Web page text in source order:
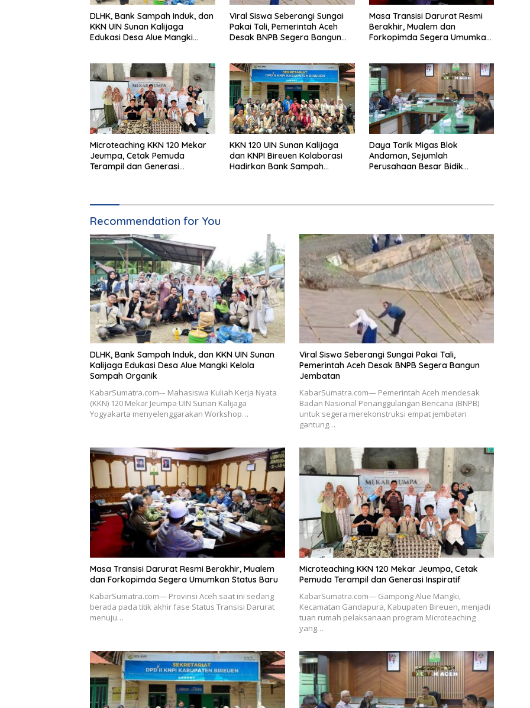
DLHK, Bank Sampah Induk, dan
KKN UIN Sunan Kalijaga
Edukasi Desa Alue Mangki
Viral Siswa Seberangi Sungai
Pakai Tali, Pemerintah Aceh
Desak BNPB Segera Bangun
Masa Transisi Darurat Resmi
Berakhir, Mualem dan
Forkopimda Segera Umumkan
Microteaching KKN 120 Mekar
Jeumpa, Cetak Pemuda
Terampil dan Generasi
KKN 120 UIN Sunan Kalijaga
dan KNPI Bireuen Kolaborasi
Hadirkan Bank Sampah
Daya Tarik Migas Blok
Andaman, Sejumlah
Perusahaan Besar Bidik
Recommendation for You
DLHK, Bank Sampah Induk, dan KKN UIN Sunan
Kalijaga Edukasi Desa Alue Mangki Kelola
Sampah Organik
KabarSumatra.com-– Mahasiswa Kuliah Kerja Nyata
(KKN) 120 Mekar Jeumpa UIN Sunan Kalijaga
Yogyakarta menyelenggarakan Workshop…
Viral Siswa Seberangi Sungai Pakai Tali,
Pemerintah Aceh Desak BNPB Segera Bangun
Jembatan
KabarSumatra.com— Pemerintah Aceh mendesak
Badan Nasional Penanggulangan Bencana (BNPB)
untuk segera merekonstruksi empat jembatan
gantung…
Masa Transisi Darurat Resmi Berakhir, Mualem
dan Forkopimda Segera Umumkan Status Baru
KabarSumatra.com— Provinsi Aceh saat ini sedang
berada pada titik akhir fase Status Transisi Darurat
menuju…
Microteaching KKN 120 Mekar Jeumpa, Cetak
Pemuda Terampil dan Generasi Inspiratif
KabarSumatra.com— Gampong Alue Mangki,
Kecamatan Gandapura, Kabupaten Bireuen, menjadi
tuan rumah pelaksanaan program Microteaching
yang…